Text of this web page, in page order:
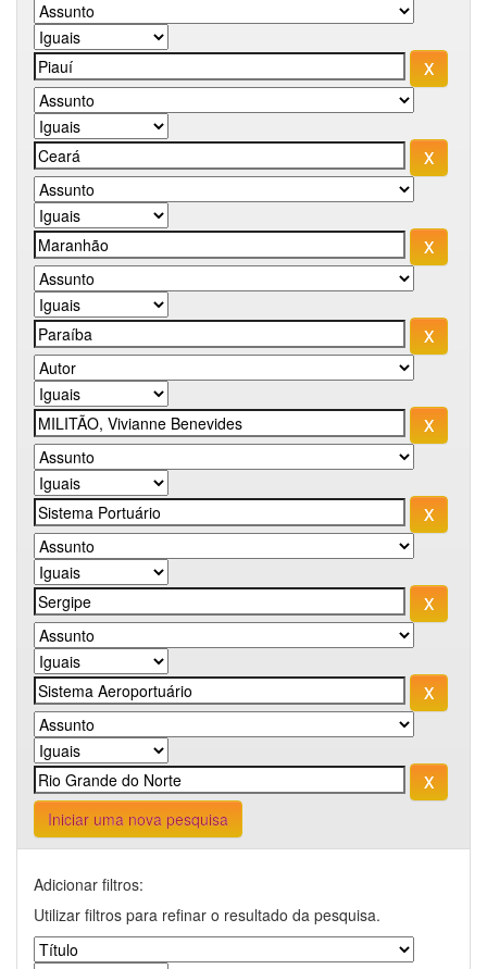
Iniciar uma nova pesquisa
Adicionar filtros:
Utilizar filtros para refinar o resultado da pesquisa.